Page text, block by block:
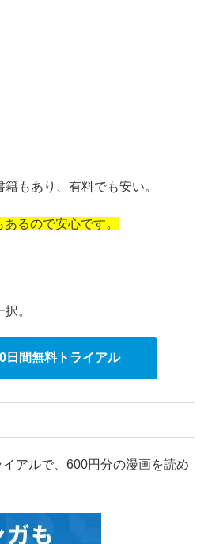
もあり、有料でも安い。
るので安心です。
。
日間無料トライアル
アルで、600円分の漫画を読め